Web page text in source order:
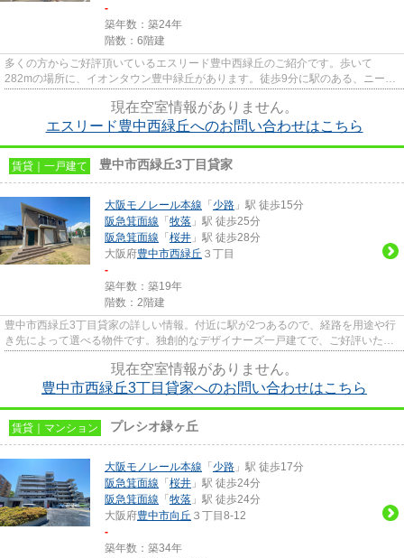
-
築年数：築24年
階数：6階建
多くの方からご好評頂いているエスリード豊中西緑丘のご紹介です。歩いて
282mの場所に、イオンタウン豊中緑丘があります。徒歩9分に駅のある、ニーズ
現在空室情報がありません。
エスリード豊中西緑丘へのお問い合わせはこちら
賃貸｜一戸建て 豊中市西緑丘3丁目貸家
大阪モノレール本線 「 少路 」駅 徒歩15分
阪急箕面線 「 牧落 」駅 徒歩25分
阪急箕面線 「 桜井 」駅 徒歩28分
大阪府豊中市西緑丘 ３丁目
-
築年数：築19年
階数：2階建
豊中市西緑丘3丁目貸家の詳しい情報。付近に駅が2つあるので、経路を用途や行
き先によって選べる物件です。独創的なデザイナーズ一戸建てで、ご好評いただ
現在空室情報がありません。
豊中市西緑丘3丁目貸家へのお問い合わせはこちら
賃貸｜マンション プレシオ緑ヶ丘
大阪モノレール本線 「 少路 」駅 徒歩17分
阪急箕面線 「 桜井 」駅 徒歩24分
阪急箕面線 「 牧落 」駅 徒歩24分
大阪府豊中市向丘 ３丁目8-12
-
築年数：築34年